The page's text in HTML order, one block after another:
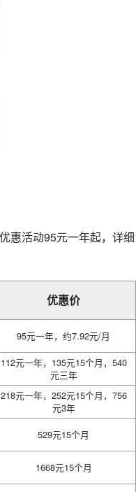
惠活动95元一年起，详细
优惠价
95元一年，约7.92元/月
112元一年，135元15个月，540
元三年
218元一年，252元15个月，756
元3年
529元15个月
1668元15个月